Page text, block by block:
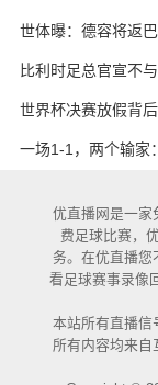
考虑另寻出路
世体曝：德容将返
比利时足总官宣不
世界杯决赛放假背
一场1-1，两个输家
优直播网是一家
费足球比赛，
务。在优直播您
看足球赛事录像
本站所有直播信
所有内容均来自